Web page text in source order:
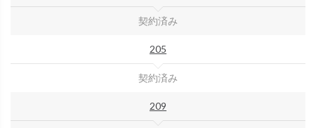
契約済み
205
契約済み
209